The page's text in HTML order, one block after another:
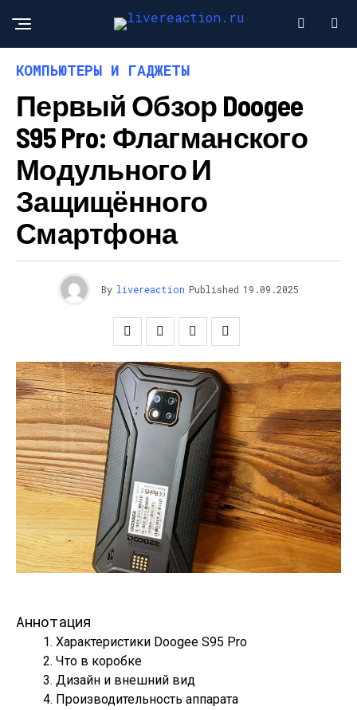
КОМПЬЮТЕРЫ И ГАДЖЕТЫ
Первый Обзор Doogee
S95 Pro: Флагманского
Модульного И
Защищённого
Смартфона
By livereaction Published 19.09.2025
Аннотация
Характеристики Doogee S95 Pro
Что в коробке
Дизайн и внешний вид
Производительность аппарата